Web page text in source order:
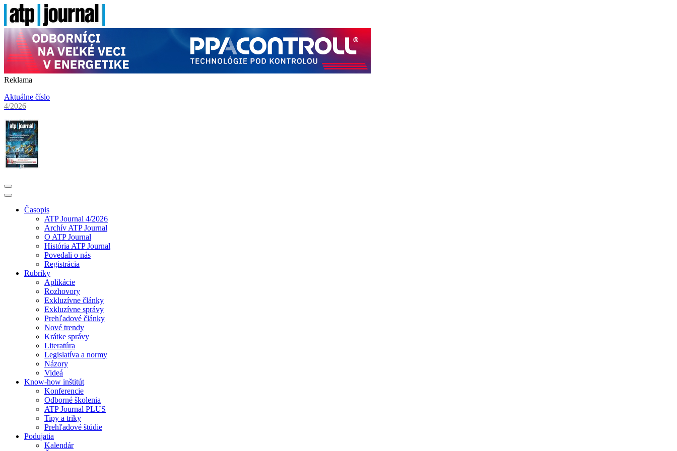
Reklama
Aktuálne číslo
4/2026
Časopis
ATP Journal 4/2026
Archív ATP Journal
O ATP Journal
História ATP Journal
Povedali o nás
Registrácia
Rubriky
Aplikácie
Rozhovory
Exkluzívne články
Exkluzívne správy
Prehľadové články
Nové trendy
Krátke správy
Literatúra
Legislatíva a normy
Názory
Videá
Know-how inštitút
Konferencie
Odborné školenia
ATP Journal PLUS
Tipy a triky
Prehľadové štúdie
Podujatia
Kalendár